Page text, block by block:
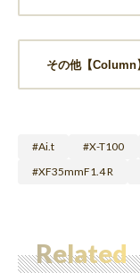
その他【Column
Ai.t X-T100
XF35mmF1.4 R
Related